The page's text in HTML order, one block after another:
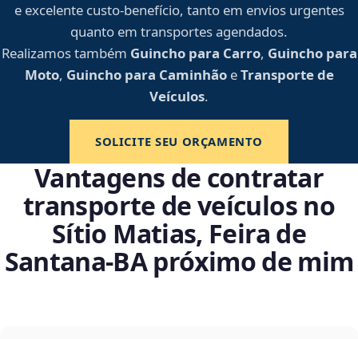
e excelente custo-benefício, tanto em envios urgentes
quanto em transportes agendados.
Realizamos também Guincho para Carro, Guincho para
Moto, Guincho para CaminhãoeTransporte de
Veículos.
SOLICITE SEU ORÇAMENTO
Vantagens de contratar
transporte de veículos no
Sítio Matias, Feira de
Santana‑BA próximo de mim